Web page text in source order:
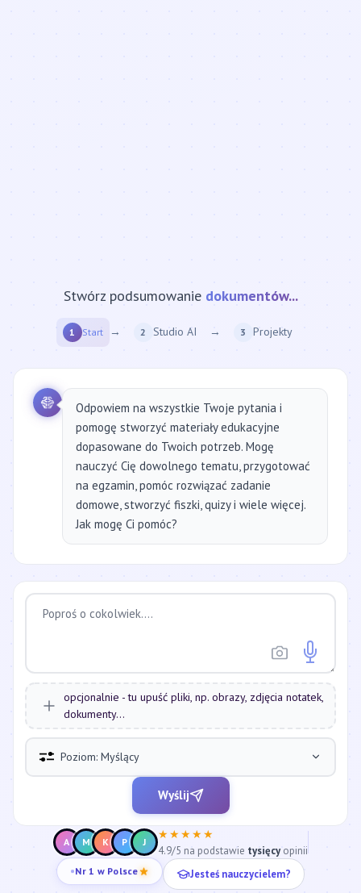
Stwórz podsumowanie strony internetowej...
1 Start → 2 Studio AI → 3 Projekty
Odpowiem na wszystkie Twoje pytania i
pomogę stworzyć materiały edukacyjne
dopasowane do Twoich potrzeb. Mogę
nauczyć Cię dowolnego tematu, przygotować
na egzamin, pomóc rozwiązać zadanie
domowe, stworzyć fiszki, quizy i wiele więcej.
Jak mogę Ci pomóc?
opcjonalnie - tu upuść pliki, np. obrazy, zdjęcia notatek,
dokumenty...
Poziom: Myślący
Wyślij
A M K P J
★★★★★
4.9/5 na podstawie tysięcyopinii
Nr 1 w Polsce Jesteś nauczycielem?